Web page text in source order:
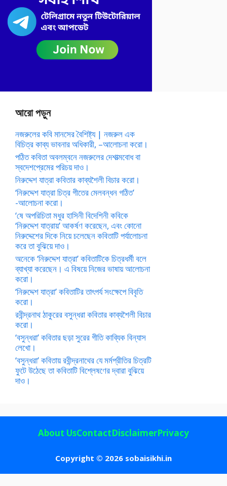
আরো পড়ুন
নজরুলের কবি মানসের বৈশিষ্ট্য | নজরুল এক
বিচিত্র কাব্য ভাবনার অধিকারী, –আলোচনা করো।
পঠিত কবিতা অবলম্বনে নজরুলের দেশাত্মবোধ বা
স্বদেশপ্রেমের পরিচয় দাও।
নিরুদ্দেশ যাত্রা কবিতার কাব্যশৈলী বিচার করো।
‘নিরুদ্দেশ যাত্রা চিত্র গীতের মেলবন্ধন গঠিত’
-আলোচনা করো।
‘ষে অপরিচিতা মধুর হাসিনী বিদেশিনী কবিকে
‘নিরুদ্দেশ যাত্রায়’ আকর্ষণ করেছেন, এবং কোনো
নিরুদ্দেশের দিকে নিয়ে চলেছেন কবিতাটি পর্যালোচনা
করে তা বুঝিয়ে দাও।
অনেকে ‘নিরুদ্দেশ যাত্রা’ কবিতাটিকে চিত্রধর্মী বলে
ব্যাখ্যা করেছেন। এ বিষয়ে নিজের ভাষায় আলোচনা
করো।
‘নিরুদ্দেশ যাত্রা’ কবিতাটির তাৎপর্য সংক্ষেপে বিবৃতি
করো।
রবীন্দ্রনাথ ঠাকুরের বসুন্ধরা কবিতার কাব্যশৈলী বিচার
করো।
‘বসুন্ধরা’ কবিতার ছড়া সুরের গীতি কাব্যিক বিন্যাস
লেখো।
‘বসুন্ধরা’ কবিতায় রবীন্দ্রনাথের যে মর্মপ্রীতির চিত্রটি
ফুটে উঠেছে তা কবিতাটি বিশ্লেষণের দ্বারা বুঝিয়ে
দাও।
Copyright © 2026 sobaisikhi.in
About UsContactDisclaimerPrivacy